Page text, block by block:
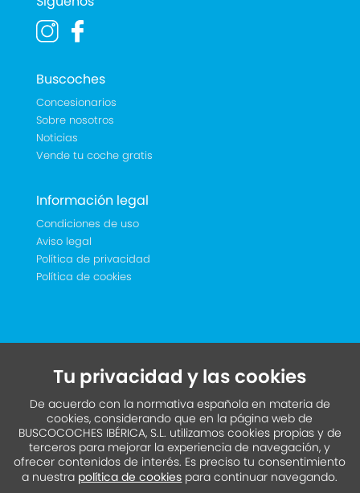
Buscoches
Concesionarios
Sobre nosotros
Noticias
Vende tu coche gratis
Información legal
Condiciones de uso
Aviso legal
Política de privacidad
Política de cookies
Tu privacidad y las cookies
De acuerdo con la normativa española en materia de
cookies, considerando que en la página web de
BUSCOCOCHES IBÉRICA, S.L. utilizamos cookies propias y de
terceros para mejorar la experiencia de navegación, y
ofrecer contenidos de interés. Es preciso tu consentimiento
a nuestra política de cookies para continuar navegando.